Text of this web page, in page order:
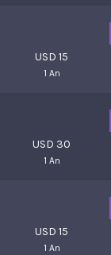
USD 15
1 An
USD 30
1 An
USD 15
1 An